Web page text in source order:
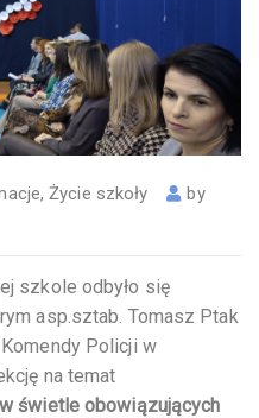
,Życie szkoły
by
szkole odbyło się
asp.sztab. Tomasz Ptak
Policji w
na temat
świetle obowiązujących